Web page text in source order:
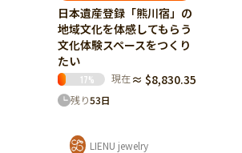
日本遺産登録「熊川宿」の
地域文化を体感してもらう
文化体験スペースをつくり
たい
17% 現在 ≈ $8,830.35
残り53日
LIENU jewelry